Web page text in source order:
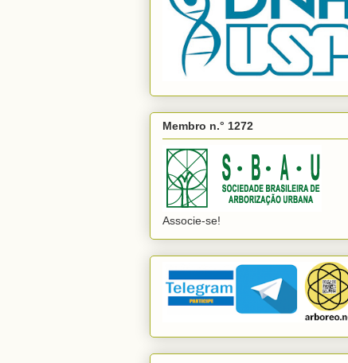
Membro n.° 1272
Associe-se!